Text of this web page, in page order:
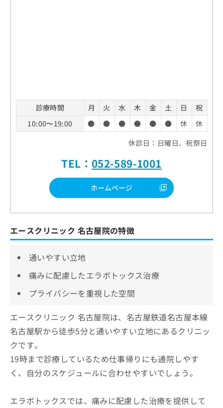
診療時間 月 火 水 木 金 土 日
祝
10:00〜19:00
● ● ● ● ● ● 休
休
休診日：日曜日、祝祭日
TEL： 052-589-1001
ホームページ
エースクリニック 名古屋院の特徴
通いやすい立地
痛みに配慮したエラボトックス治療
プライバシーを重視した空間
エースクリニック 名古屋院は、名古屋鉄道名古屋本線
名古屋駅から徒歩5分と通いやすい立地にあるクリニッ
クです。
19時まで診療しているため仕事帰りにも通院しやす
く、自分のスケジュールに合わせやすいでしょう。
エラボトックスでは、痛みに配慮した治療を提供して